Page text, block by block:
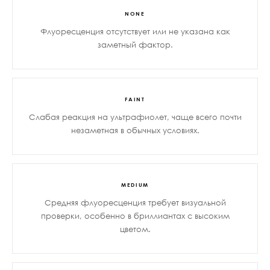
NONE
Флуоресценция отсутствует или не указана как
заметный фактор.
FAINT
Слабая реакция на ультрафиолет, чаще всего почти
незаметная в обычных условиях.
MEDIUM
Средняя флуоресценция требует визуальной
проверки, особенно в бриллиантах с высоким
цветом.